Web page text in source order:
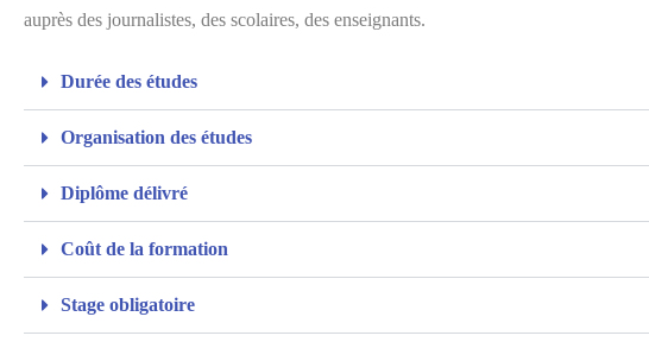
auprès des journalistes, des scolaires, des enseignants.
Durée des études
Organisation des études
Diplôme délivré
Coût de la formation
Stage obligatoire